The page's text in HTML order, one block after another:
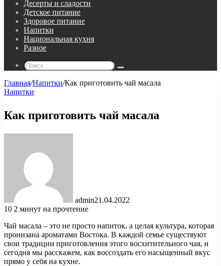
Десерты и сладости
Детское питание
Здоровое питание
Напитки
Национальная кухня
Разное
Поиск...
Главная/Напитки/Как приготовить чай масала
Напитки
Как приготовить чай масала
admin21.04.2022
10 2 минут на прочтение
Чай масала – это не просто напиток, а целая культура, которая
пронизана ароматами Востока. В каждой семье существуют
свои традиции приготовления этого восхитительного чая, и
сегодня мы расскажем, как воссоздать его насыщенный вкус
прямо у себя на кухне.